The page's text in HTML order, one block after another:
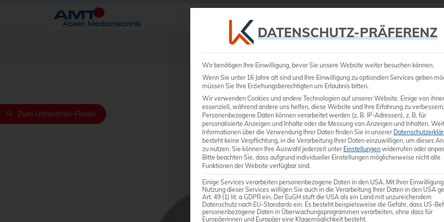
Zum Ultraschall-Finder
Ultraschall
Convex-
Crystal-
Frequenz-Bandbreite:
Anwenderspezifisch:
Winkel: 72°
DATENSCHUTZ-PRÄFERENZ
Wir benötigen Ihre Einwilligung, bevor Sie unsere Website weiter besuchen können.
Wenn Sie unter 16 Jahre alt sind und Ihre Einwilligung zu optionalen Services geben
müssen Sie Ihre Erziehungsberechtigten um Erlaubnis bitten.
Wir verwenden Cookies und andere Technologien auf unserer Website. Einige von
essenziell, während andere uns helfen, diese Website und Ihre Erfahrung zu verbessern.
Personenbezogene Daten können verarbeitet werden (z. B. IP-Adressen), z. B. für
personalisierte Anzeigen und Inhalte oder die Messung von Anzeigen und Inhalten.
Informationen über die Verwendung Ihrer Daten finden Sie in unserer
besteht keine Verpflichtung, in die Verarbeitung Ihrer Daten einzuwilligen, um dieses
zu nutzen. Sie können Ihre Auswahl jederzeit unter Einstellungen widerrufen oder
Bitte beachten Sie, dass aufgrund individueller Einstellungen möglicherweise nicht alle
Funktionen der Website verfügbar sind.
Einige Services verarbeiten personenbezogene Daten in den USA. Mit Ihrer
Nutzung dieser Services willigen Sie auch in die Verarbeitung Ihrer Daten in den USA
Art. 49 (1) lit. a GDPR ein. Der EuGH stuft die USA als ein Land mit unzureichendem
Datenschutz nach EU-Standards ein. Es besteht beispielsweise die Gefahr, dass US-
personenbezogene Daten in Überwachungsprogrammen verarbeiten, ohne dass für
Europäerinnen und Europäer eine Klagemöglichkeit besteht.